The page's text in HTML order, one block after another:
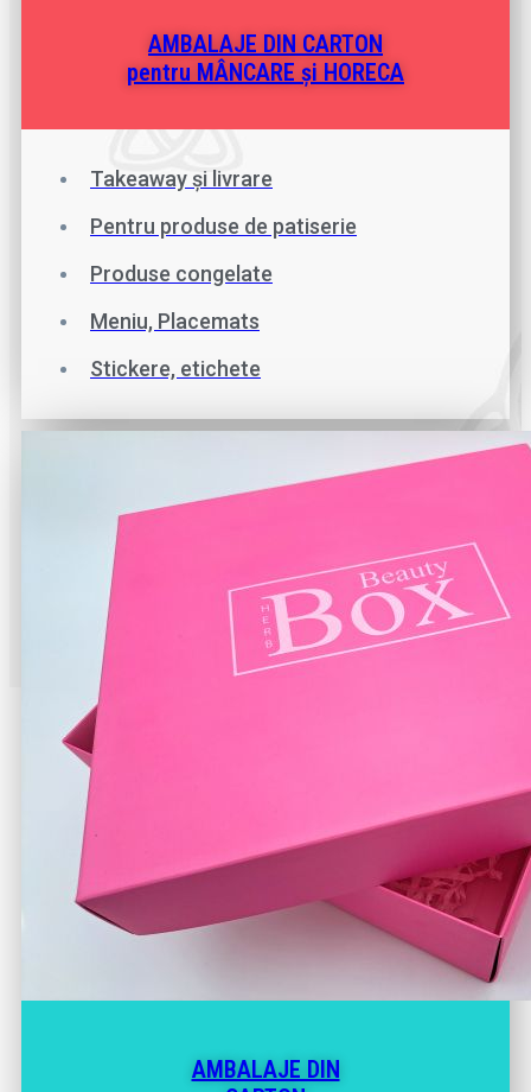
AMBALAJE DIN CARTON
pentru MÂNCARE și HORECA
Takeaway și livrare
Pentru produse de patiserie
Produse congelate
Meniu, Placemats
Stickere, etichete
AMBALAJE DIN